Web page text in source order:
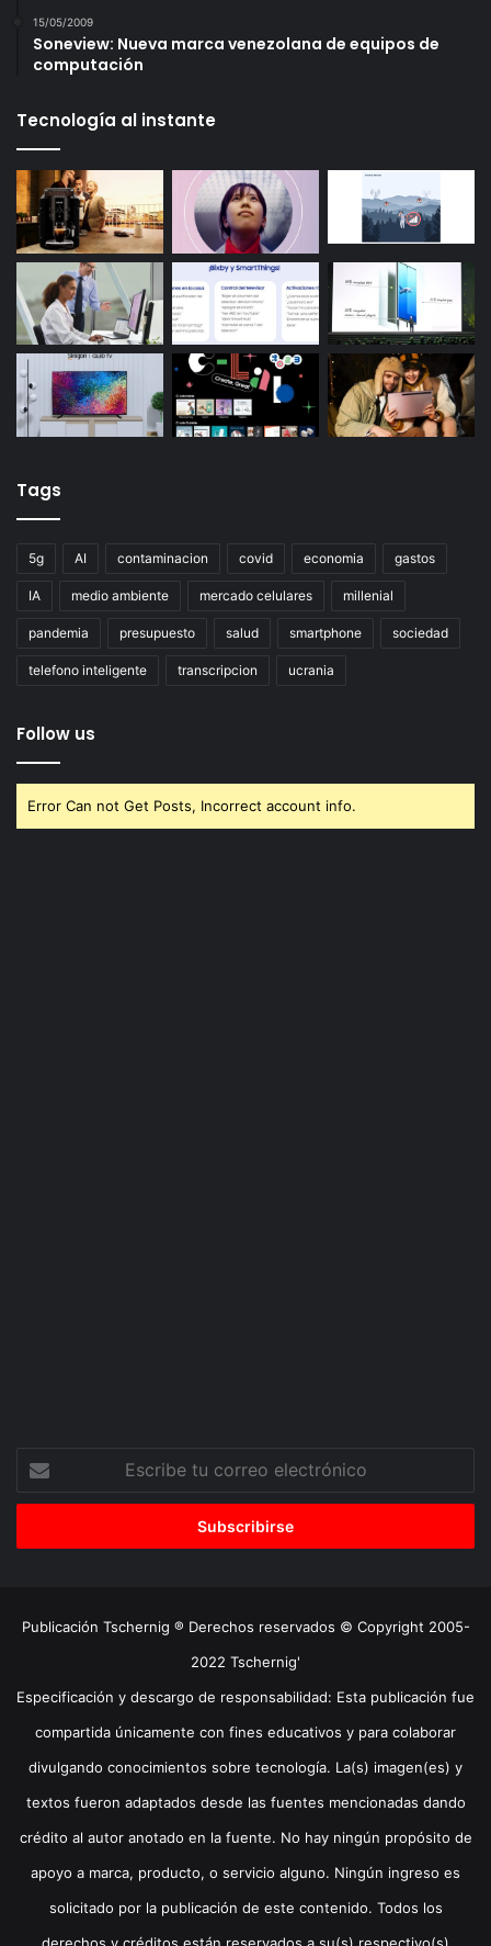
15/05/2009
Soneview: Nueva marca venezolana de equipos de
computación
Tecnología al instante
Tags
5g AI contaminacion covid economia gastos
IA medio ambiente mercado celulares millenial
pandemia presupuesto salud smartphone sociedad
telefono inteligente transcripcion ucrania
Follow us
Error Can not Get Posts, Incorrect account info.
correo
Publicación Tschernig ® Derechos reservados © Copyright 2005-
2022 Tschernig'
Especificación y descargo de responsabilidad: Esta publicación fue
compartida únicamente con fines educativos y para colaborar
divulgando conocimientos sobre tecnología. La(s) imagen(es) y
textos fueron adaptados desde las fuentes mencionadas dando
crédito al autor anotado en la fuente. No hay ningún propósito de
apoyo a marca, producto, o servicio alguno. Ningún ingreso es
solicitado por la publicación de este contenido. Todos los
derechos y créditos están reservados a su(s) respectivo(s)